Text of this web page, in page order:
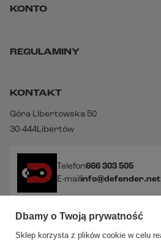
KONTO
REGULAMINY
KONTAKT
Góra Libertowska 50
30-444Libertów
Telefon666 303 505
E-mail
Dbamy o Twoją prywatność
Sklep korzysta z plików cookie w celu